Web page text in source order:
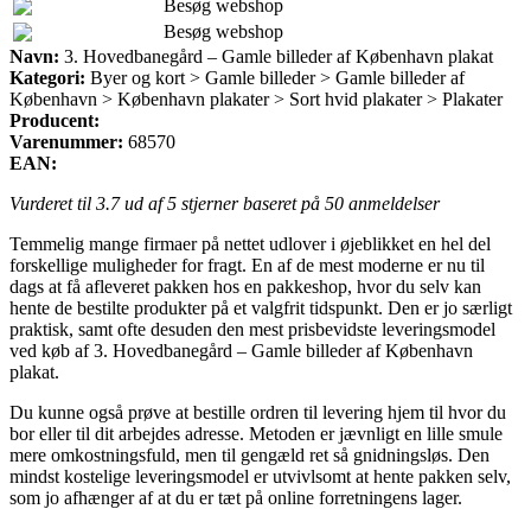
Besøg webshop
Besøg webshop
Navn: 3. Hovedbanegård – Gamle billeder af København plakat
Kategori: Byer og kort > Gamle billeder > Gamle billeder af
København > København plakater > Sort hvid plakater > Plakater
Producent:
Varenummer: 68570
EAN:
Vurderet til 3.7ud af 5 stjerner baseret på 50 anmeldelser
Temmelig mange firmaer på nettet udlover i øjeblikket en hel del
forskellige muligheder for fragt. En af de mest moderne er nu til
dags at få afleveret pakken hos en pakkeshop, hvor du selv kan
hente de bestilte produkter på et valgfrit tidspunkt. Den er jo særligt
praktisk, samt ofte desuden den mest prisbevidste leveringsmodel
ved køb af 3. Hovedbanegård – Gamle billeder af København
plakat.
Du kunne også prøve at bestille ordren til levering hjem til hvor du
bor eller til dit arbejdes adresse. Metoden er jævnligt en lille smule
mere omkostningsfuld, men til gengæld ret så gnidningsløs. Den
mindst kostelige leveringsmodel er utvivlsomt at hente pakken selv,
som jo afhænger af at du er tæt på online forretningens lager.